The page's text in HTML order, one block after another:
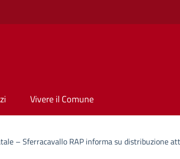
Vivere il Comune
– Sferracavallo RAP informa su distribuzione